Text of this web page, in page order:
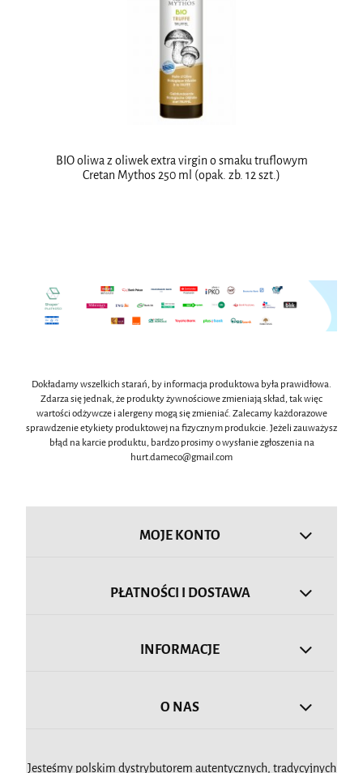
BIO oliwa z oliwek extra virgin o smaku truflowym
Cretan Mythos 250 ml (opak. zb. 12 szt.)
Dokładamy wszelkich starań, by informacja produktowa była prawidłowa.
Zdarza się jednak, że produkty żywnościowe zmieniają skład, tak więc
wartości odżywcze i alergeny mogą się zmieniać. Zalecamy każdorazowe
sprawdzenie etykiety produktowej na fizycznym produkcie. Jeżeli zauważysz
błąd na karcie produktu, bardzo prosimy o wysłanie zgłoszenia na
hurt.dameco@gmail.com
MOJE KONTO
PŁATNOŚCI I DOSTAWA
INFORMACJE
O NAS
Jesteśmy polskim dystrybutorem autentycznych, tradycyjnych